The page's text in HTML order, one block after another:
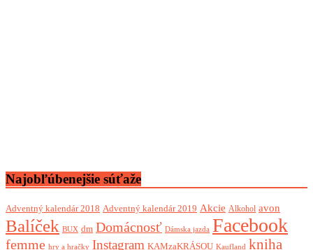
Najobľúbenejšie súťaže
Adventný kalendár 2018 Adventný kalendár 2019 Akcie Alkohol avon
Balíček BUX dm Domácnosť Dámska jazda Facebook
femme hry a hračky Instagram KAMzaKRÁSOU Kaufland kniha